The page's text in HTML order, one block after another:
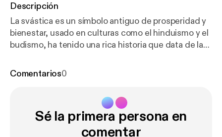
Descripción
La svástica es un símbolo antiguo de prosperidad y
bienestar, usado en culturas como el hinduismo y el
budismo, ha tenido una rica historia que data de la
nazi lo deformó, cambiando su significado en el
manipular los símbolos y cómo, al conocer su
verdadera historia, podemos resistir esas
imposiciones y redescubrir sus auténticos
Comentarios0
Sé la primera persona en
comentar